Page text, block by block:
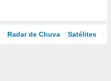
Radar de Chuva Satélites